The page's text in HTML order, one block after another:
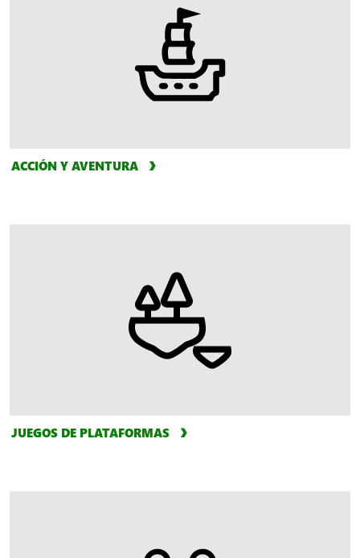
ACCIÓN Y AVENTURA
JUEGOS DE PLATAFORMAS